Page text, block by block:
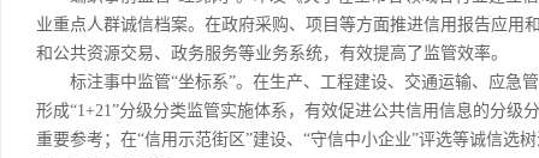
业重点人群诚信档案。在政府采购、项目等方面推进信用报告应用
和公共资源交易、政务服务等业务系统，有效提高了监管效率。
标注事中监管“坐标系”。在生产、工程建设、交通运输、应急
形成“1+21”分级分类监管实施体系，有效促进公共信用信息的分
重要参考；在“信用示范街区”建设、“守信中小企业”评选等诚信选